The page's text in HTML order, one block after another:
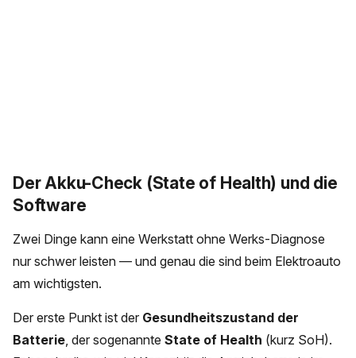
Der Akku-Check (State of Health) und die
Software
Zwei Dinge kann eine Werkstatt ohne Werks-Diagnose
nur schwer leisten — und genau die sind beim Elektroauto
am wichtigsten.
Der erste Punkt ist der Gesundheitszustand der
Batterie , der sogenannte State of Health (kurz SoH).